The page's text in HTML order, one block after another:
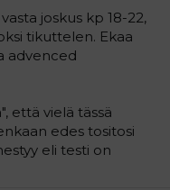
joskus kp 18-22,
tikuttelen. Ekaa
advenced
että vielä tässä
edes tositosi
eli testi on